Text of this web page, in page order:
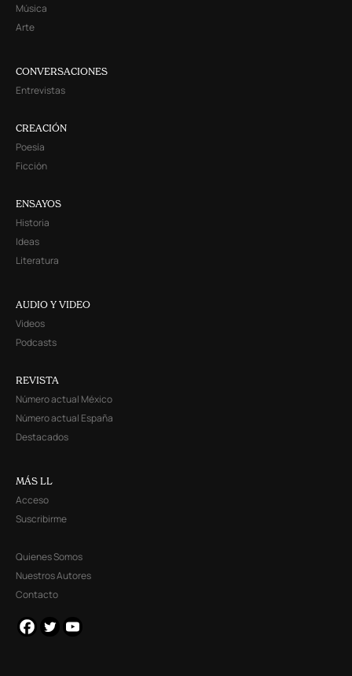
Música
Arte
CONVERSACIONES
Entrevistas
CREACIÓN
Poesía
Ficción
ENSAYOS
Historia
Ideas
Literatura
AUDIO Y VIDEO
Videos
Podcasts
REVISTA
Número actual México
Número actual España
Destacados
MÁS LL
Acceso
Suscribirme
Quienes Somos
Nuestros Autores
Contacto